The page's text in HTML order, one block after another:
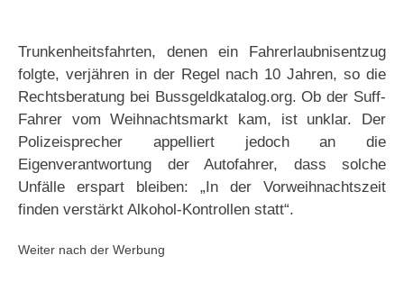
Trunkenheitsfahrten, denen ein Fahrerlaubnisentzug
folgte, verjähren in der Regel nach 10 Jahren, so die
Rechtsberatung bei Bussgeldkatalog.org. Ob der Suff-
Fahrer vom Weihnachtsmarkt kam, ist unklar. Der
Polizeisprecher appelliert jedoch an die
Eigenverantwortung der Autofahrer, dass solche
Unfälle erspart bleiben: „In der Vorweihnachtszeit
finden verstärkt Alkohol-Kontrollen statt“.
Weiter nach der Werbung